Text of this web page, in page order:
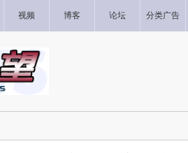
视频 博客 论坛 分类广告